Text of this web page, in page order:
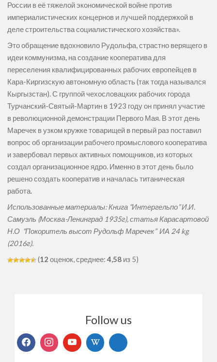
России в её тяжелой экономической войне против
империалистических концернов и лучшей поддержкой в
деле строительства социалистического хозяйства».
Это обращение вдохновило Рудольфа, страстно верящего в
идеи коммунизма, на создание кооператива для
переселения квалифицированных рабочих европейцев в
Кара-Киргизскую автономную область (так тогда назывался
Кыргызстан). С группой чехословацких рабочих города
Турчанский-Святый-Мартин в 1923 году он принял участие
в революционной демонстрации Первого Мая. В этот день
Маречек в узком кружке товарищей в первый раз поставил
вопрос об организации рабочего промыслового кооператива
и завербовал первых активных помощников, из которых
создал организационное ядро. Именно в этот день было
решено создать кооператив и началась титаническая
работа.
Использованные материалы: Книга “Интергельпо” И.И.
Самуэль (Москва-Ленинград 1935г), статья Карасартовой
Н.О “Покоритель высот Рудольф Маречек” ИА 24 kg
(2016г).
(12 оценок, среднее: 4,58 из 5)
Follow us